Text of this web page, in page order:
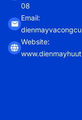
08
Email:
Website: